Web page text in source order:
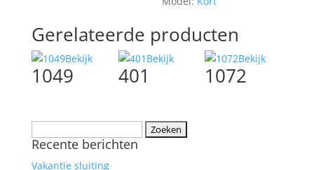
Gerelateerde producten
Bekijk
1049
Bekijk
401
Bekijk
1072
naar:
Recente berichten
Vakantie sluiting